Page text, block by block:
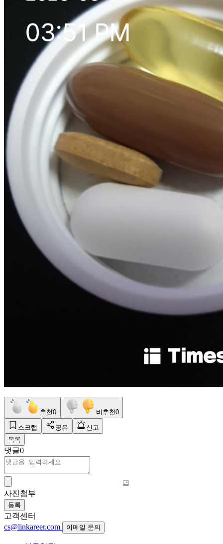
추천0 비추천0
스크랩 공유
신고
목록
댓글0
사진첨부
등록
고객센터
cs@linkareer.com
이메일 문의